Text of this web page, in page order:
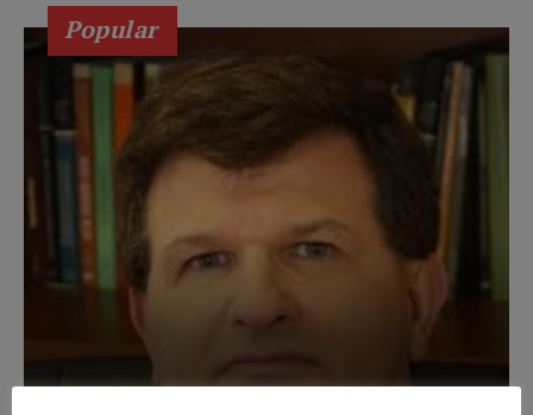
Popular